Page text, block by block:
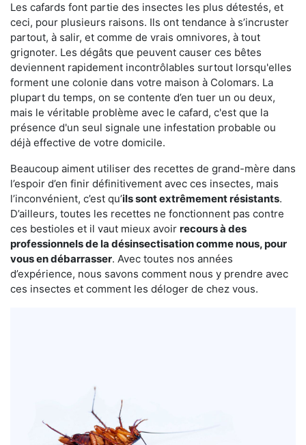
Les cafards font partie des insectes les plus détestés, et
ceci, pour plusieurs raisons. Ils ont tendance à s’incruster
partout, à salir, et comme de vrais omnivores, à tout
grignoter. Les dégâts que peuvent causer ces bêtes
deviennent rapidement incontrôlables surtout lorsqu'elles
forment une colonie dans votre maison à Colomars. La
plupart du temps, on se contente d’en tuer un ou deux,
mais le véritable problème avec le cafard, c'est que la
présence d'un seul signale une infestation probable ou
déjà effective de votre domicile.
Beaucoup aiment utiliser des recettes de grand-mère dans
l’espoir d’en finir définitivement avec ces insectes, mais
l’inconvénient, c’est qu’ils sont extrêmement résistants.
D’ailleurs, toutes les recettes ne fonctionnent pas contre
ces bestioles et il vaut mieux avoir recours à des
professionnels de la désinsectisation comme nous, pour
vous en débarrasser. Avec toutes nos années
d’expérience, nous savons comment nous y prendre avec
ces insectes et comment les déloger de chez vous.